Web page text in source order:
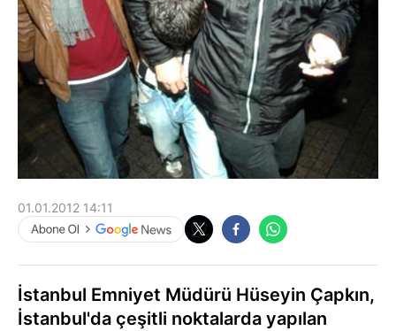
01.01.2012 14:11
İstanbul Emniyet Müdürü Hüseyin Çapkın,
İstanbul'da çeşitli noktalarda yapılan